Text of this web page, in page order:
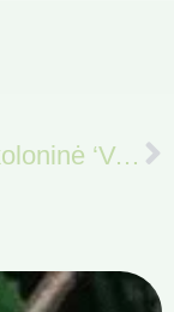
Obelis koloninė ‘Valiuta’